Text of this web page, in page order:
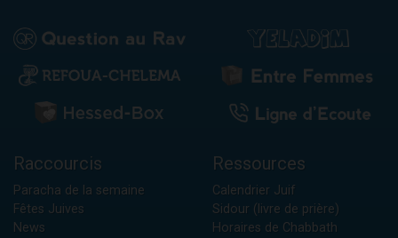
Raccourcis
Paracha de la semaine
Fêtes Juives
News
Ressources
Calendrier Juif
Sidour (livre de prière)
Horaires de Chabbath